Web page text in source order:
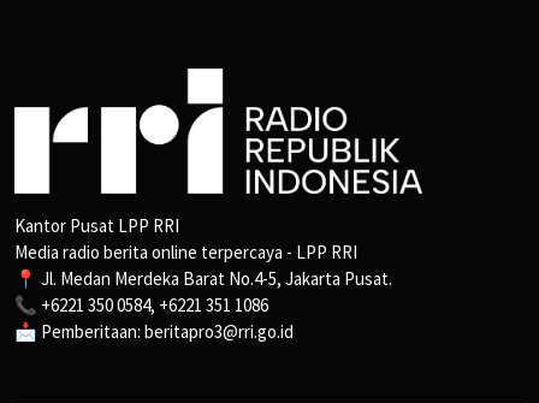
Kantor Pusat LPP RRI
Media radio berita online terpercaya - LPP RRI
📍 Jl. Medan Merdeka Barat No.4-5, Jakarta Pusat.
📞 +6221 350 0584, +6221 351 1086
📩 Pemberitaan: beritapro3@rri.go.id